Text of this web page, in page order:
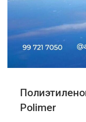
Polimer